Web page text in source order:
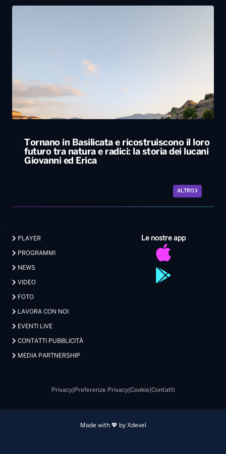
Tornano in Basilicata e ricostruiscono il loro
futuro tra natura e radici: la storia dei lucani
Giovanni ed Erica
ALTRO
Le nostre app
PLAYER
PROGRAMMI
NEWS
VIDEO
FOTO
LAVORA CON NOI
EVENTI LIVE
CONTATTI PUBBLICITÀ
MEDIA PARTNERSHIP
Privacy| Preferenze Privacy| Cookie Contatti
Made with 💖 by Xdevel